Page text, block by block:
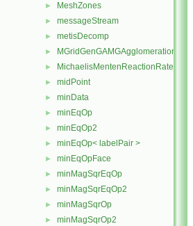
► MeshZones
► messageStream
► metisDecomp
► MGridGenGAMGAgglomeration
► MichaelisMentenReactionRate
► midPoint
► minData
► minEqOp
► minEqOp2
► minEqOp< labelPair >
► minEqOpFace
► minMagSqrEqOp
► minMagSqrEqOp2
► minMagSqrOp
► minMagSqrOp2